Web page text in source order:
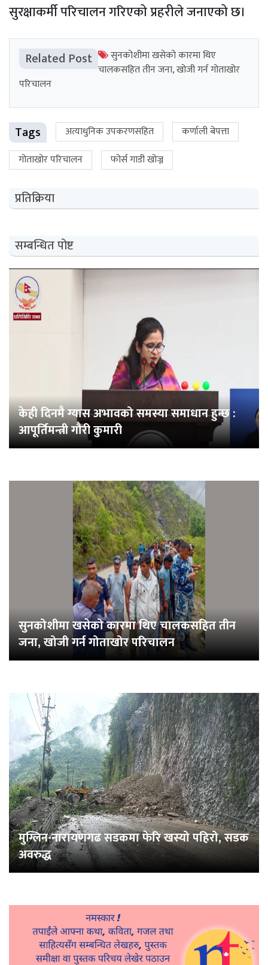
सुरक्षाकर्मी परिचालन गरिएको प्रहरीले जनाएको छ।
Related Post
सुनकोशीमा खसेको कारमा थिए
चालकसहित तीन जना, खोजी गर्न गोताखोर
परिचालन
Tags अत्याधुनिक उपकरणसहित
कर्णाली बेपत्ता
गोताखोर परिचालन
फोर्स गाडी खोज्न
प्रतिक्रिया
सम्बन्धित पोष्ट
केही दिनमै ग्यास अभावको समस्या समाधान हुन्छ :
आपूर्तिमन्त्री गौरी कुमारी
सुनकोशीमा खसेको कारमा थिए चालकसहित तीन
जना, खोजी गर्न गोताखोर परिचालन
मुग्लिन-नारायणगढ सडकमा फेरि खस्यो पहिरो, सडक
अवरुद्ध